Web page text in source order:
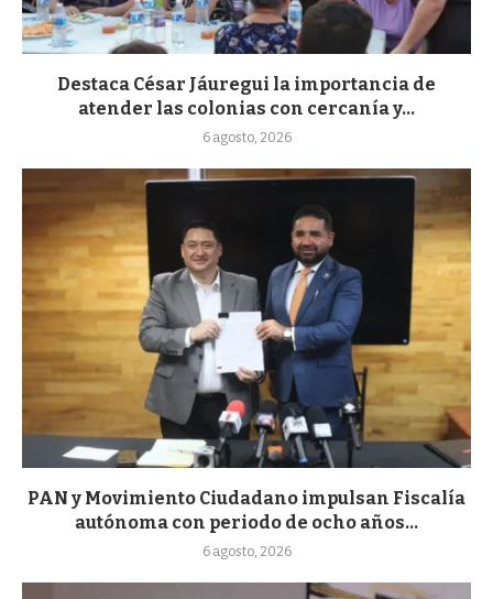
Destaca César Jáuregui la importancia de
atender las colonias con cercanía y...
6 agosto, 2026
PAN y Movimiento Ciudadano impulsan Fiscalía
autónoma con periodo de ocho años...
6 agosto, 2026